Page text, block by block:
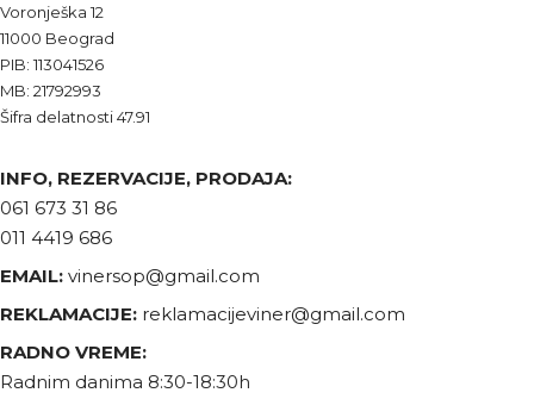
Voronješka 12
11000 Beograd
PIB: 113041526
MB: 21792993
Šifra delatnosti 47.91
INFO, REZERVACIJE, PRODAJA:
061 673 31 86
011 4419 686
EMAIL: vinersop@gmail.com
REKLAMACIJE: reklamacijeviner@gmail.com
RADNO VREME:
Radnim danima 8:30-18:30h